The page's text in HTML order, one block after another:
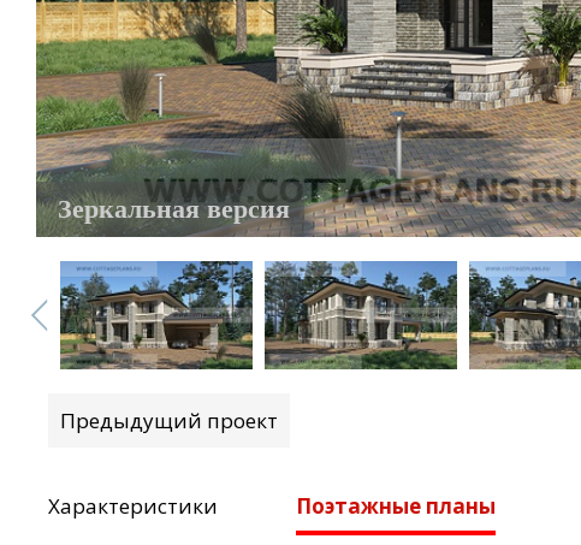
Зеркальная версия
Предыдущий проект
Характеристики Поэтажные планы